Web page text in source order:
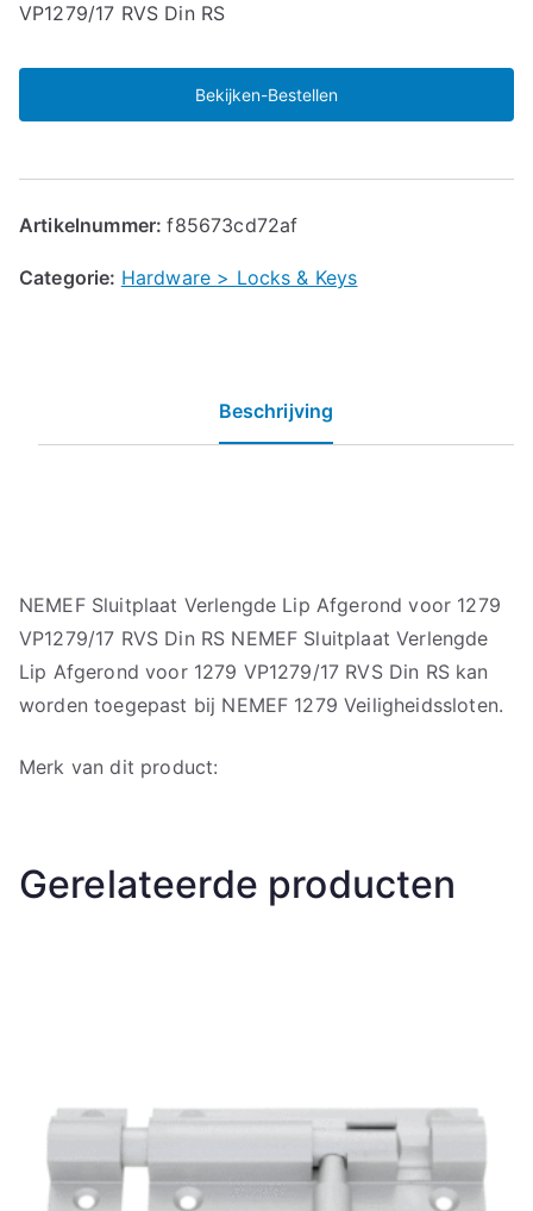
VP1279/17 RVS Din RS
Bekijken-Bestellen
Artikelnummer:f85673cd72af
Categorie: Hardware > Locks & Keys
Beschrijving
NEMEF Sluitplaat Verlengde Lip Afgerond voor 1279
VP1279/17 RVS Din RS NEMEF Sluitplaat Verlengde
Lip Afgerond voor 1279 VP1279/17 RVS Din RS kan
worden toegepast bij NEMEF 1279 Veiligheidssloten.
Merk van dit product:
Gerelateerde producten